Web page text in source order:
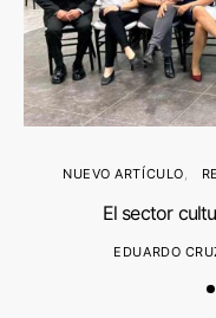
NUEVO ARTÍCULO
El sector
EDUARDO